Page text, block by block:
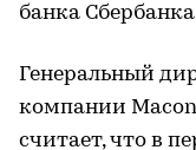
банка
Генеральный
компании
считает, что в